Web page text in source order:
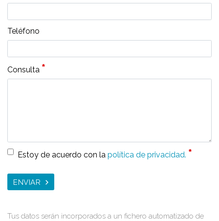
Teléfono
Consulta *
Estoy de acuerdo con la política de privacidad. *
ENVIAR
Tus datos serán incorporados a un fichero automatizado de